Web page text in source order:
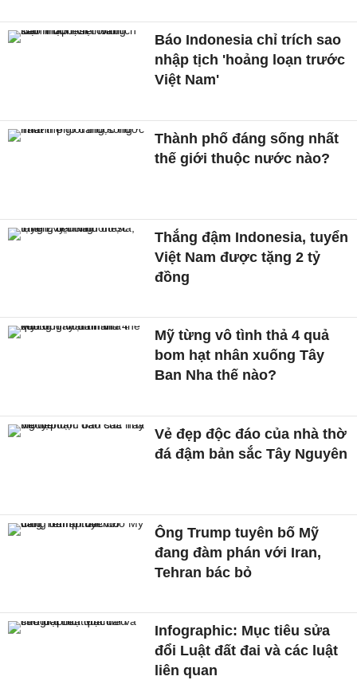
Báo Indonesia chỉ trích sao
nhập tịch 'hoảng loạn trước
Việt Nam'
Thành phố đáng sống nhất
thế giới thuộc nước nào?
Thắng đậm Indonesia, tuyển
Việt Nam được tặng 2 tỷ
đồng
Mỹ từng vô tình thả 4 quả
bom hạt nhân xuống Tây
Ban Nha thế nào?
Vẻ đẹp độc đáo của nhà thờ
đá đậm bản sắc Tây Nguyên
Ông Trump tuyên bố Mỹ
đang đàm phán với Iran,
Tehran bác bỏ
Infographic: Mục tiêu sửa
đổi Luật đất đai và các luật
liên quan